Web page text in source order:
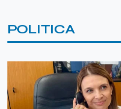
POLITICA